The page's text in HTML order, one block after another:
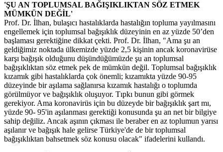
'ŞU AN TOPLUMSAL BAĞIŞIKLIKTAN SÖZ ETMEK
MÜMKÜN DEĞİL'
Prof. Dr. İlhan, bulaşıcı hastalıklarda hastalığın topluma yayılmasını
engellemek için toplumsal bağışıklık düzeyinin en az yüzde 50’den
başlaması gerektiğine dikkat çekti. Prof. Dr. İlhan, "Ama şu an
geldiğimiz noktada ülkemizde yüzde 2,5 kişinin ancak koronavirüse
karşı bağışık olduğunu düşündüğümüzde şu an toplumsal
bağışıklıktan söz etmek pek de mümkün değil. Toplumsal bağışıklık
kızamık gibi hastalıklarda çok önemli; kızamıkta yüzde 90-95
düzeyinde bir aşılama sağlanırsa kızamık hastalığı o toplumda
görülmüyor ve bağışıklık oluşuyor. Tıpkı bunun gibi görmek
gerekiyor. Ama koronavirüs için bu düzeyde bir bağışıklık şart mı,
yüzde 90- 95'in aşılanması gerektiği konusunda şu an net bir bilgiye
sahip değiliz. Ancak aşının çıkması ile beraber en az toplumun yarısı
aşılanır ve bağışık hale gelirse Türkiye'de de bir toplumsal
bağışıklıktan bahsetmek söz konusu olacak" ifadelerini kullandı.